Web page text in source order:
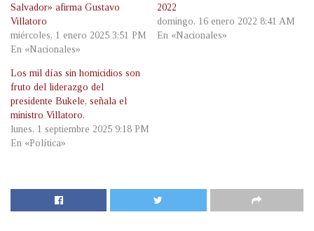
Salvador» afirma Gustavo
Villatoro
miércoles, 1 enero 2025 3:51 PM
En «Nacionales»
2022
domingo, 16 enero 2022 8:41 AM
En «Nacionales»
Los mil días sin homicidios son
fruto del liderazgo del
presidente Bukele, señala el
ministro Villatoro.
lunes, 1 septiembre 2025 9:18 PM
En «Política»